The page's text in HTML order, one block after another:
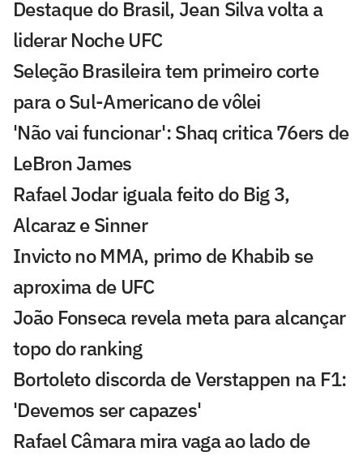
Destaque do Brasil, Jean Silva volta a
liderar Noche UFC
Seleção Brasileira tem primeiro corte
para o Sul-Americano de vôlei
'Não vai funcionar': Shaq critica 76ers de
LeBron James
Rafael Jodar iguala feito do Big 3,
Alcaraz e Sinner
Invicto no MMA, primo de Khabib se
aproxima de UFC
João Fonseca revela meta para alcançar
topo do ranking
Bortoleto discorda de Verstappen na F1:
'Devemos ser capazes'
Rafael Câmara mira vaga ao lado de